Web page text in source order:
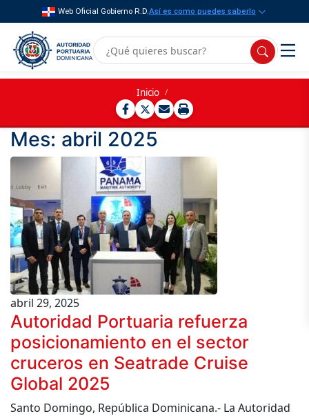
Web Oficial Gobierno R.D.Así es como puedes saberlo
Inicio /
Mes: abril 2025
abril 29, 2025
Autoridad Portuaria refuerza
posicionamiento en el sector
cruceros en Seatrade Cruise
Global 2025
Santo Domingo, República Dominicana.- La Autoridad